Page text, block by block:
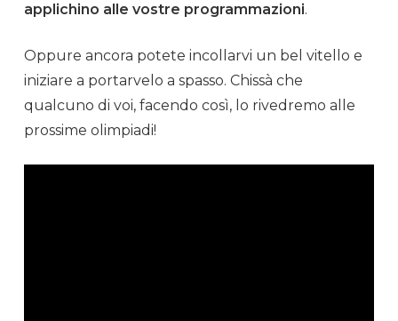
applichino alle vostre programmazioni.
Oppure ancora potete incollarvi un bel vitello e
iniziare a portarvelo a spasso. Chissà che
qualcuno di voi, facendo così, lo rivedremo alle
prossime olimpiadi!